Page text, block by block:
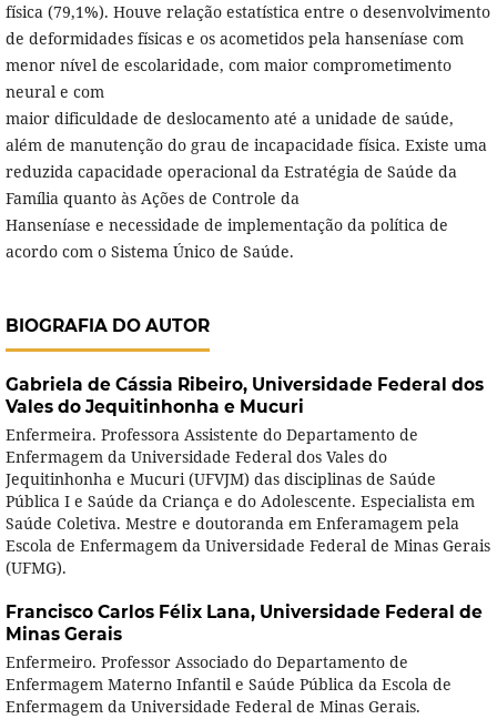
física (79,1%). Houve relação estatística entre o desenvolvimento
de deformidades físicas e os acometidos pela hanseníase com
menor nível de escolaridade, com maior comprometimento
neural e com
maior dificuldade de deslocamento até a unidade de saúde,
além de manutenção do grau de incapacidade física. Existe uma
reduzida capacidade operacional da Estratégia de Saúde da
Família quanto às Ações de Controle da
Hanseníase e necessidade de implementação da política de
acordo com o Sistema Único de Saúde.
BIOGRAFIA DO AUTOR
Gabriela de Cássia Ribeiro, Universidade Federal dos
Vales do Jequitinhonha e Mucuri
Enfermeira. Professora Assistente do Departamento de
Enfermagem da Universidade Federal dos Vales do
Jequitinhonha e Mucuri (UFVJM) das disciplinas de Saúde
Pública I e Saúde da Criança e do Adolescente. Especialista em
Saúde Coletiva. Mestre e doutoranda em Enferamagem pela
Escola de Enfermagem da Universidade Federal de Minas Gerais
(UFMG).
Francisco Carlos Félix Lana, Universidade Federal de
Minas Gerais
Enfermeiro. Professor Associado do Departamento de
Enfermagem Materno Infantil e Saúde Pública da Escola de
Enfermagem da Universidade Federal de Minas Gerais.